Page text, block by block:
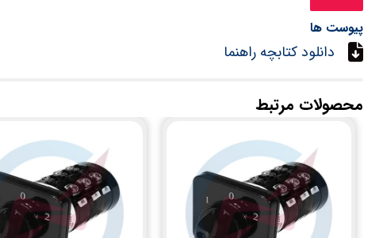
پیوست ها
دانلود کتابچه راهنما
محصولات مرتبط